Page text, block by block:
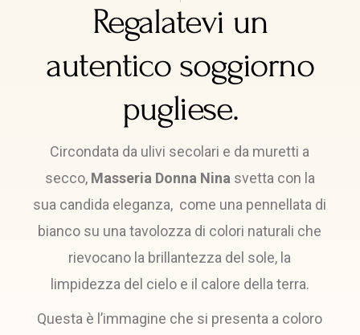
Regalatevi un
autentico soggiorno
pugliese.
Circondata da ulivi secolari e da muretti a
secco, Masseria Donna Nina svetta con la
sua candida eleganza, come una pennellata di
bianco su una tavolozza di colori naturali che
rievocano la brillantezza del sole, la
limpidezza del cielo e il calore della terra.
Questa è l’immagine che si presenta a coloro